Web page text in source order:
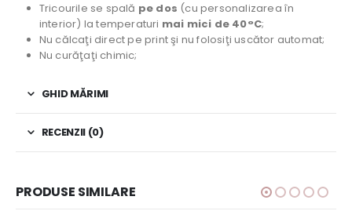
Tricourile se spală pe dos (cu personalizarea în
interior) la temperaturi mai mici de 40°C;
Nu călcaţi direct pe print şi nu folosiţi uscător automat;
Nu curăţaţi chimic;
GHID MĂRIMI
RECENZII (0)
PRODUSE SIMILARE